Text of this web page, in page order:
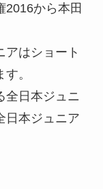
2016から本田
アはショート
。
全日本ジュニ
日本ジュニア